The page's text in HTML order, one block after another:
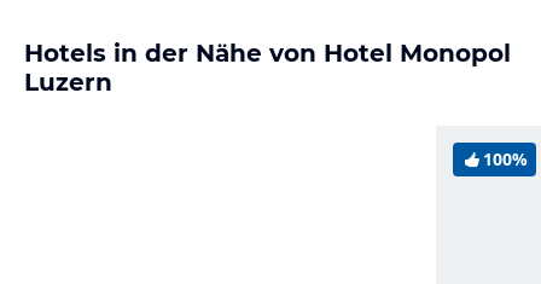
Hotels in der Nähe von Hotel Monopol
Luzern
100%